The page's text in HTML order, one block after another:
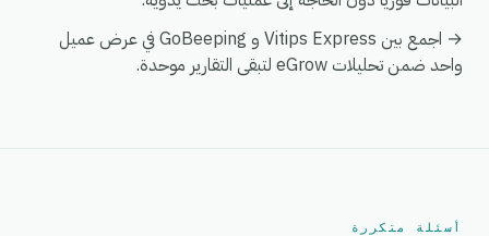
→ اجمع بين Vitips Express و GoBeeping في عرض عميل
واحد ضمن تحليلات eGrow لتبقى التقارير موحدة.
أسئلة متكررة